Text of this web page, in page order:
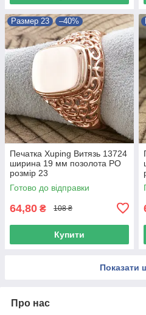
Размер 23 –40%
Печатка Xuping Витязь 13724
ширина 19 мм позолота РО
розмір 23
Готово до відправки
64,80 ₴ 108 ₴
Купити
Показати
Про нас